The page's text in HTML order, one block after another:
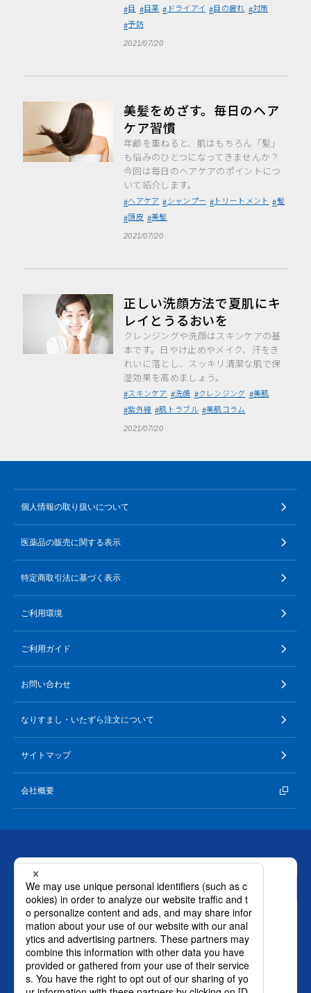
目 目薬 ドライアイ 目の疲れ
対策
予防
2021/07/20
美髪をめざす。毎日のヘア
ケア習慣
年齢を重ねると、肌はもちろん「髪」
も悩みのひとつになってきませんか？
今回は毎日のヘアケアのポイントにつ
いて紹介します。
ヘアケア シャンプー トリートメント
髪
頭皮
美髪
2021/07/20
正しい洗顔方法で夏肌にキ
レイとうるおいを
クレンジングや洗顔はスキンケアの基
本です。日やけ止めやメイク、汗をき
れいに落とし、スッキリ清潔な肌で保
湿効果を高めましょう。
スキンケア 洗顔 クレンジング
美肌
紫外線
肌トラブル 美肌コラム
2021/07/20
個人情報の取り扱いについて
医薬品の販売に関する表示
特定商取引法に基づく表示
ご利用環境
ご利用ガイド
お問い合わせ
なりすまし・いたずら注文について
サイトマップ
会社概要
お問い合わせ
ロート製薬株式会社 通販事業部
0120-880-610
月～土：9時～21時 日祝：9時～18時
（年末年始を除く）
おかけ間違いのないようご注意ください。